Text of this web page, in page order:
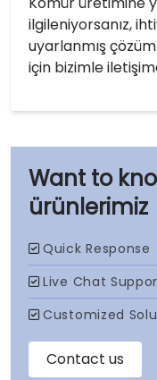
ürünlerimiz
ilgileniyorsanız,
uyarlanmış
için bizimle